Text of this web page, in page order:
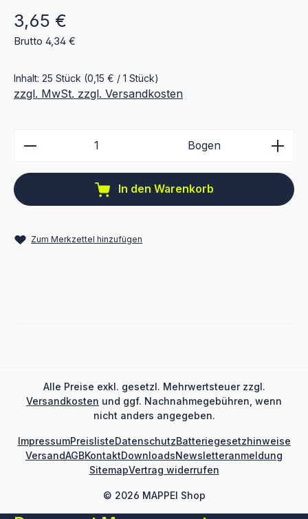
Regulärer Preis:
3,65 €
Brutto 4,34 €
Inhalt: 25 Stück (0,15 € / 1 Stück)
zzgl. MwSt. zzgl. Versandkosten
Produkt Anzahl: Gib den gewünschten Wert ein
Bogen
In den Warenkorb
Zum Merkzettel hinzufügen
Alle Preise exkl. gesetzl. Mehrwertsteuer zzgl.
Versandkosten und ggf. Nachnahmegebühren, wenn
nicht anders angegeben.
© 2026 MAPPEI Shop
ImpressumPreislisteDatenschutzBatteriegesetzhinweise
VersandAGBKontaktDownloadsNewsletteranmeldung
SitemapVertrag widerrufen